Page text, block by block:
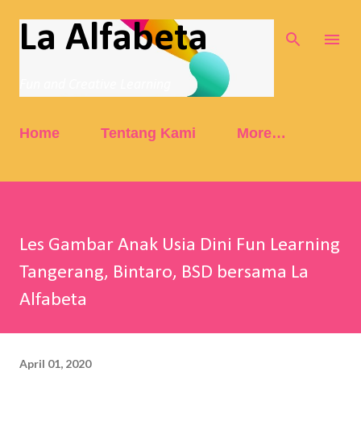
Skip to main content
La Alfabeta
Home Tentang Kami More…
Les Gambar Anak Usia Dini Fun Learning
Tangerang, Bintaro, BSD bersama La
Alfabeta
April 01, 2020